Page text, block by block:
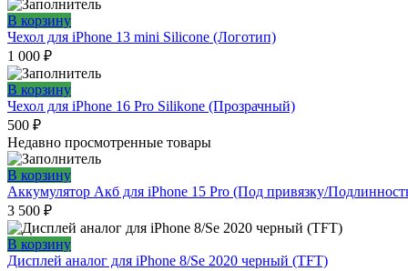
В корзину
Чехол для iPhone 13 mini Silicone (Логотип)
1 000 ₽
В корзину
Чехол для iPhone 16 Pro Silikone (Прозрачный)
500 ₽
Недавно просмотренные товары
В корзину
Аккумулятор Акб для iPhone 15 Pro (Под привязку/
3 500 ₽
В корзину
Дисплей аналог для iPhone 8/Se 2020 черный (TFT)